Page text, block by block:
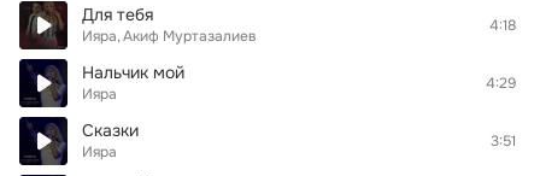
Для тебя
Ияра Акиф Муртазалиев
4:18
Нальчик мой
Ияра
4:29
Сказки
Ияра
3:51